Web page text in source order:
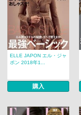
ELLE JAPON エル・ジャ
ポン 2018年1...
購入